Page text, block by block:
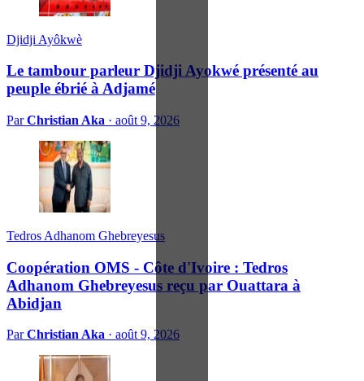
Djidji Ayôkwè
Le tambour parleur Djidji Ayokwé présenté au
peuple ébrié à Adjamé
ParChristian Aka · août 9, 2026
Tedros Adhanom Ghebreyesus
Coopération OMS - Côte d'Ivoire : Tedros
Adhanom Ghebreyesus reçu par Ouattara à
Abidjan
ParChristian Aka · août 9, 2026